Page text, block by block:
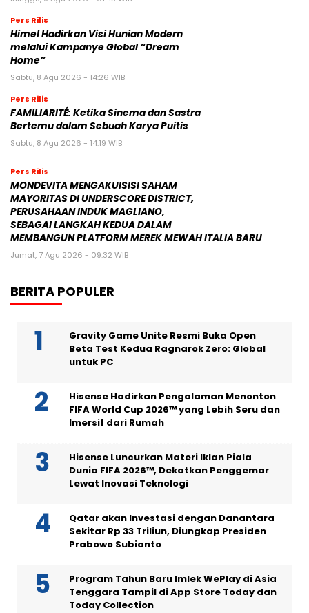
Pers Rilis
Himel Hadirkan Visi Hunian Modern
melalui Kampanye Global “Dream
Home”
Sabtu, 8 Agu 2026 - 14:26 WIB
Pers Rilis
FAMILIARITÉ: Ketika Sinema dan Sastra
Bertemu dalam Sebuah Karya Puitis
Sabtu, 8 Agu 2026 - 14:19 WIB
Pers Rilis
MONDEVITA MENGAKUISISI SAHAM
MAYORITAS DI UNDERSCORE DISTRICT,
PERUSAHAAN INDUK MAGLIANO,
SEBAGAI LANGKAH KEDUA DALAM
MEMBANGUN PLATFORM MEREK MEWAH ITALIA BARU
Jumat, 7 Agu 2026 - 09:32 WIB
BERITA POPULER
Gravity Game Unite Resmi Buka Open
Beta Test Kedua Ragnarok Zero: Global
untuk PC
Hisense Hadirkan Pengalaman Menonton
FIFA World Cup 2026™ yang Lebih Seru dan
Imersif dari Rumah
Hisense Luncurkan Materi Iklan Piala
Dunia FIFA 2026™, Dekatkan Penggemar
Lewat Inovasi Teknologi
Qatar akan Investasi dengan Danantara
Sekitar Rp 33 Triliun, Diungkap Presiden
Prabowo Subianto
Program Tahun Baru Imlek WePlay di Asia
Tenggara Tampil di App Store Today dan
Today Collection